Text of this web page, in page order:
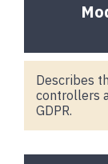
Describes
controllers
GDPR.